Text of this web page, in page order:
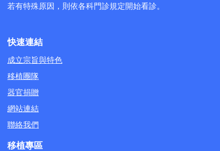
若有特殊原因，則依各科門診規定開始看診。
快速連結
成立宗旨與特色
移植團隊
器官捐贈
網站連結
聯絡我們
移植專區